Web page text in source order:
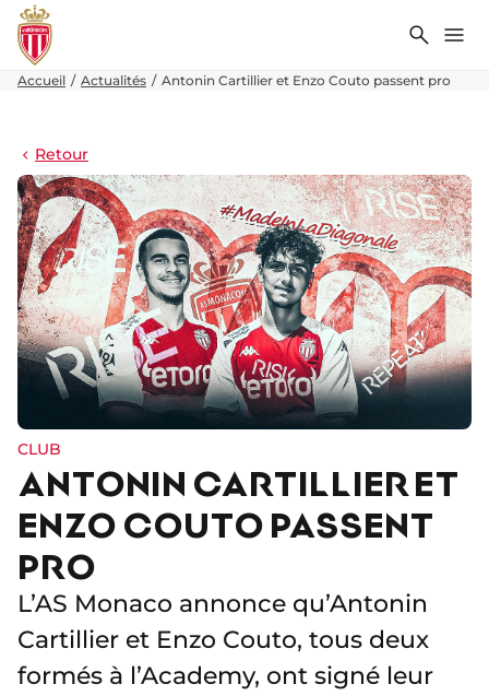
Accueil Actualités Antonin Cartillier et Enzo Couto passent pro
Retour
CLUB
ANTONIN CARTILLIER ET
ENZO COUTO PASSENT
PRO
L’AS Monaco annonce qu’Antonin
Cartillier et Enzo Couto, tous deux
formés à l’Academy, ont signé leur